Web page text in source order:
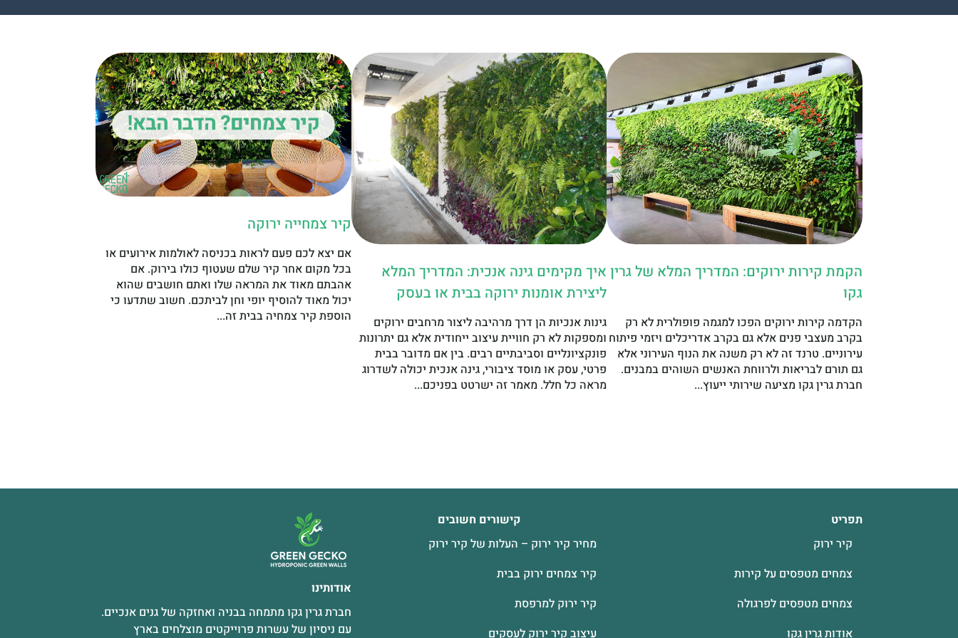
הקמת קירות ירוקים: המדריך המלא של גרין
גקו
הקדמה קירות ירוקים הפכו למגמה פופולרית לא רק
בקרב מעצבי פנים אלא גם בקרב אדריכלים ויזמי פיתוח
עירוניים. טרנד זה לא רק משנה את הנוף העירוני אלא
גם תורם לבריאות ולרווחת האנשים השוהים במבנים.
חברת גרין גקו מציעה שירותי ייעוץ...
איך מקימים גינה אנכית: המדריך המלא
ליצירת אומנות ירוקה בבית או בעסק
גינות אנכיות הן דרך מרהיבה ליצור מרחבים ירוקים
ומספקות לא רק חוויית עיצוב ייחודית אלא גם יתרונות
פונקציונליים וסביבתיים רבים. בין אם מדובר בבית
פרטי, עסק או מוסד ציבורי, גינה אנכית יכולה לשדרוג
מראה כל חלל. מאמר זה ישרטט בפניכם...
קיר צמחייה ירוקה
אם יצא לכם פעם לראות בכניסה לאולמות אירועים או
בכל מקום אחר קיר שלם שעטוף כולו בירוק. אם
אהבתם מאוד את המראה שלו ואתם חושבים שהוא
יכול מאוד להוסיף יופי וחן לביתכם. חשוב שתדעו כי
הוספת קיר צמחיה בבית זה...
אודותינו
חברת גרין גקו מתמחה בבניה ואחזקה של גנים אנכיים.
עם ניסיון של עשרות פרוייקטים מוצלחים בארץ
קישורים חשובים
מחיר קיר ירוק – העלות של קיר ירוק
קיר צמחים ירוק בבית
קיר ירוק למרפסת
עיצוב קיר ירוק לעסקים
תפריט
קיר ירוק
צמחים מטפסים על קירות
צמחים מטפסים לפרגולה
אודות גרין גקו